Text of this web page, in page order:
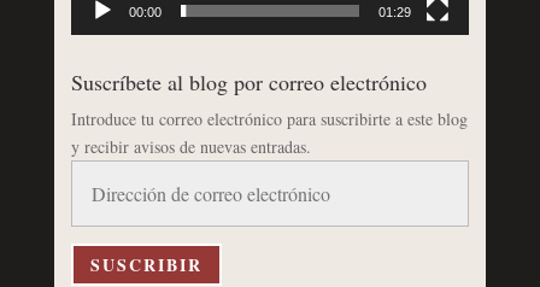
00:00 01:29
Suscríbete al blog por correo electrónico
Introduce tu correo electrónico para suscribirte a este blog
y recibir avisos de nuevas entradas.
correo
electrónico
SUSCRIBIR